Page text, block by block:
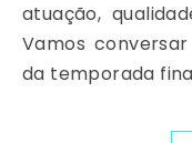
atuação,
Vamos
da temporada